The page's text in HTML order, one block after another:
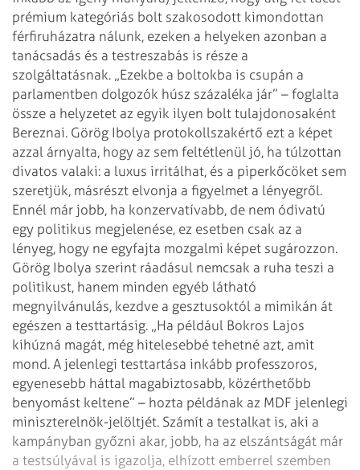
prémium kategóriás bolt szakosodott kimondottan
férfiruházatra nálunk, ezeken a helyeken azonban a
tanácsadás és a testreszabás is része a
szolgáltatásnak. „Ezekbe a boltokba is csupán a
parlamentben dolgozók húsz százaléka jár” – foglalta
össze a helyzetet az egyik ilyen bolt tulajdonosaként
Bereznai. Görög Ibolya protokollszakértő ezt a képet
azzal árnyalta, hogy az sem feltétlenül jó, ha túlzottan
divatos valaki: a luxus irritálhat, és a piperkőcöket sem
szeretjük, másrészt elvonja a figyelmet a lényegről.
Ennél már jobb, ha konzervatívabb, de nem ódivatú
egy politikus megjelenése, ez esetben csak az a
lényeg, hogy ne egyfajta mozgalmi képet sugározzon.
Görög Ibolya szerint ráadásul nemcsak a ruha teszi a
politikust, hanem minden egyéb látható
megnyilvánulás, kezdve a gesztusoktól a mimikán át
egészen a testtartásig. „Ha például Bokros Lajos
kihúzná magát, még hitelesebbé tehetné azt, amit
mond. A jelenlegi testtartása inkább professzoros,
egyenesebb háttal magabiztosabb, közérthetőbb
benyomást keltene” – hozta példának az MDF jelenlegi
miniszterelnök-jelöltjét. Számít a testalkat is, aki a
kampányban győzni akar, jobb, ha az elszántságát már
a testsúlyával is igazolja, elhízott emberrel szemben